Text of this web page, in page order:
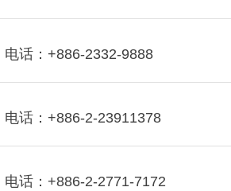
电话：+886-2332-9888
电话：+886-2-23911378
电话：+886-2-2771-7172